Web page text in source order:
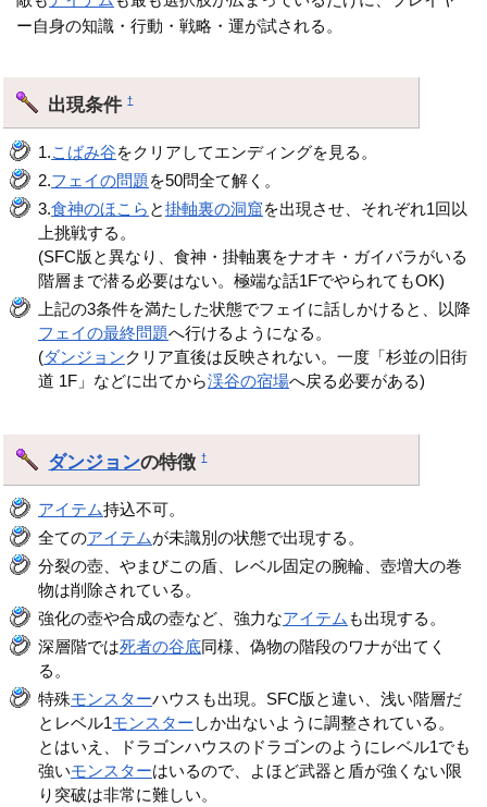
ー自身の知識・行動・戦略・運が試される。
出現条件†
1.こばみ谷をクリアしてエンディングを見る。
2.フェイの問題 を50問全て解く。
3.食神のほこら と掛軸裏の洞窟を出現させ、それぞれ1回以
上挑戦する。
(SFC版と異なり、食神・掛軸裏をナオキ・ガイバラがいる
階層まで潜る必要はない。極端な話1FでやられてもOK)
上記の3条件を満たした状態でフェイに話しかけると、以降
フェイの最終問題へ行けるようになる。
(ダンジョンクリア直後は反映されない。一度「杉並の旧街
道 1F」などに出てから渓谷の宿場へ戻る必要がある)
ダンジョンの特徴†
アイテム持込不可。
全てのアイテムが未識別の状態で出現する。
分裂の壺、やまびこの盾、レベル固定の腕輪、壺増大の巻
物は削除されている。
強化の壺や合成の壺など、強力なアイテム も出現する。
深層階では死者の谷底同様、偽物の階段のワナが出てく
る。
特殊モンスターハウスも出現。SFC版と違い、浅い階層だ
とレベル1モンスター しか出ないように調整されている。
とはいえ、ドラゴンハウスのドラゴンのようにレベル1でも
強いモンスターはいるので、よほど武器と盾が強くない限
り突破は非常に難しい。